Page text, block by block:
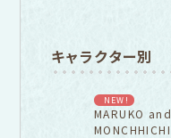
キャラクター別
NEW!
MARUKO and
MONCHHICHI